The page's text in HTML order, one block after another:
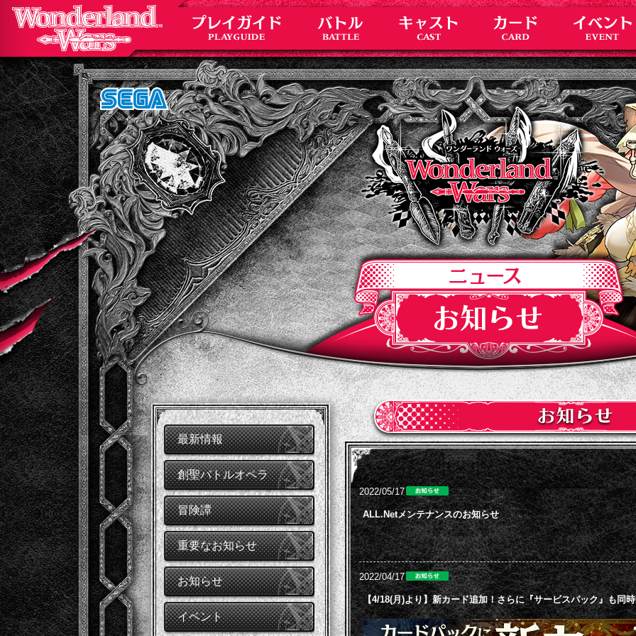
2022/05/17
ALL.Netメンテナンスのお知らせ
2022/04/17
【4/18(月)より】新カード追加！さらに『サービスパック』も同
最新情報
創聖バトルオペラ
冒険譚
重要なお知らせ
お知らせ
イベント